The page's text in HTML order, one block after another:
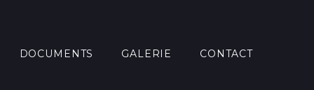
DOCUMENTS GALERIE CONTACT